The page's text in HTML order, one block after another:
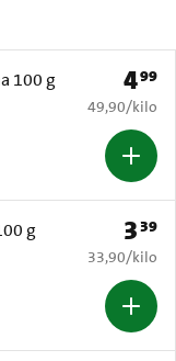
100 g Prijs:
499
€ 49,90 per
49,90/kilo
g Prijs:
339
€ 33,90 per
33,90/kilo